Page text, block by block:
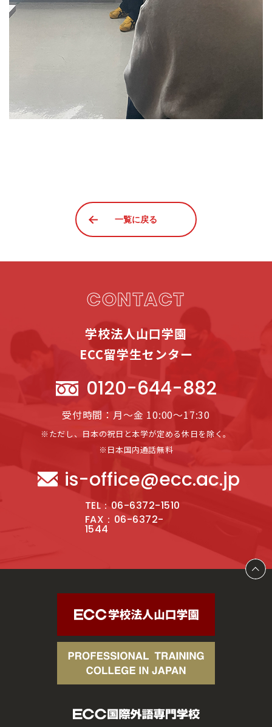
一覧に戻る
CONTACT
学校法人山口学園
ECC留学生センター
0120-644-882
受付時間：月～金 10:00～17:30
※ただし、日本の祝日と本学が定める休日を除く。
※日本国内通話無料
is-office@ecc.ac.jp
TEL：06-6372-1510
FAX：06-6372-
1544